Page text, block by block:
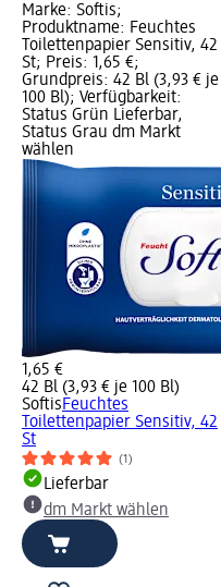
Marke: Softis;
Produktname: Feuchtes
Toilettenpapier Sensitiv, 42
St; Preis: 1,65 €;
Grundpreis: 42 Bl (3,93 € je
100 Bl); Verfügbarkeit:
Status Grün Lieferbar,
Status Grau dm Markt
wählen
1,65 €
42 Bl (3,93 € je 100 Bl)
SoftisFeuchtes
Toilettenpapier Sensitiv, 42
St
(1)
Lieferbar
dm Markt wählen